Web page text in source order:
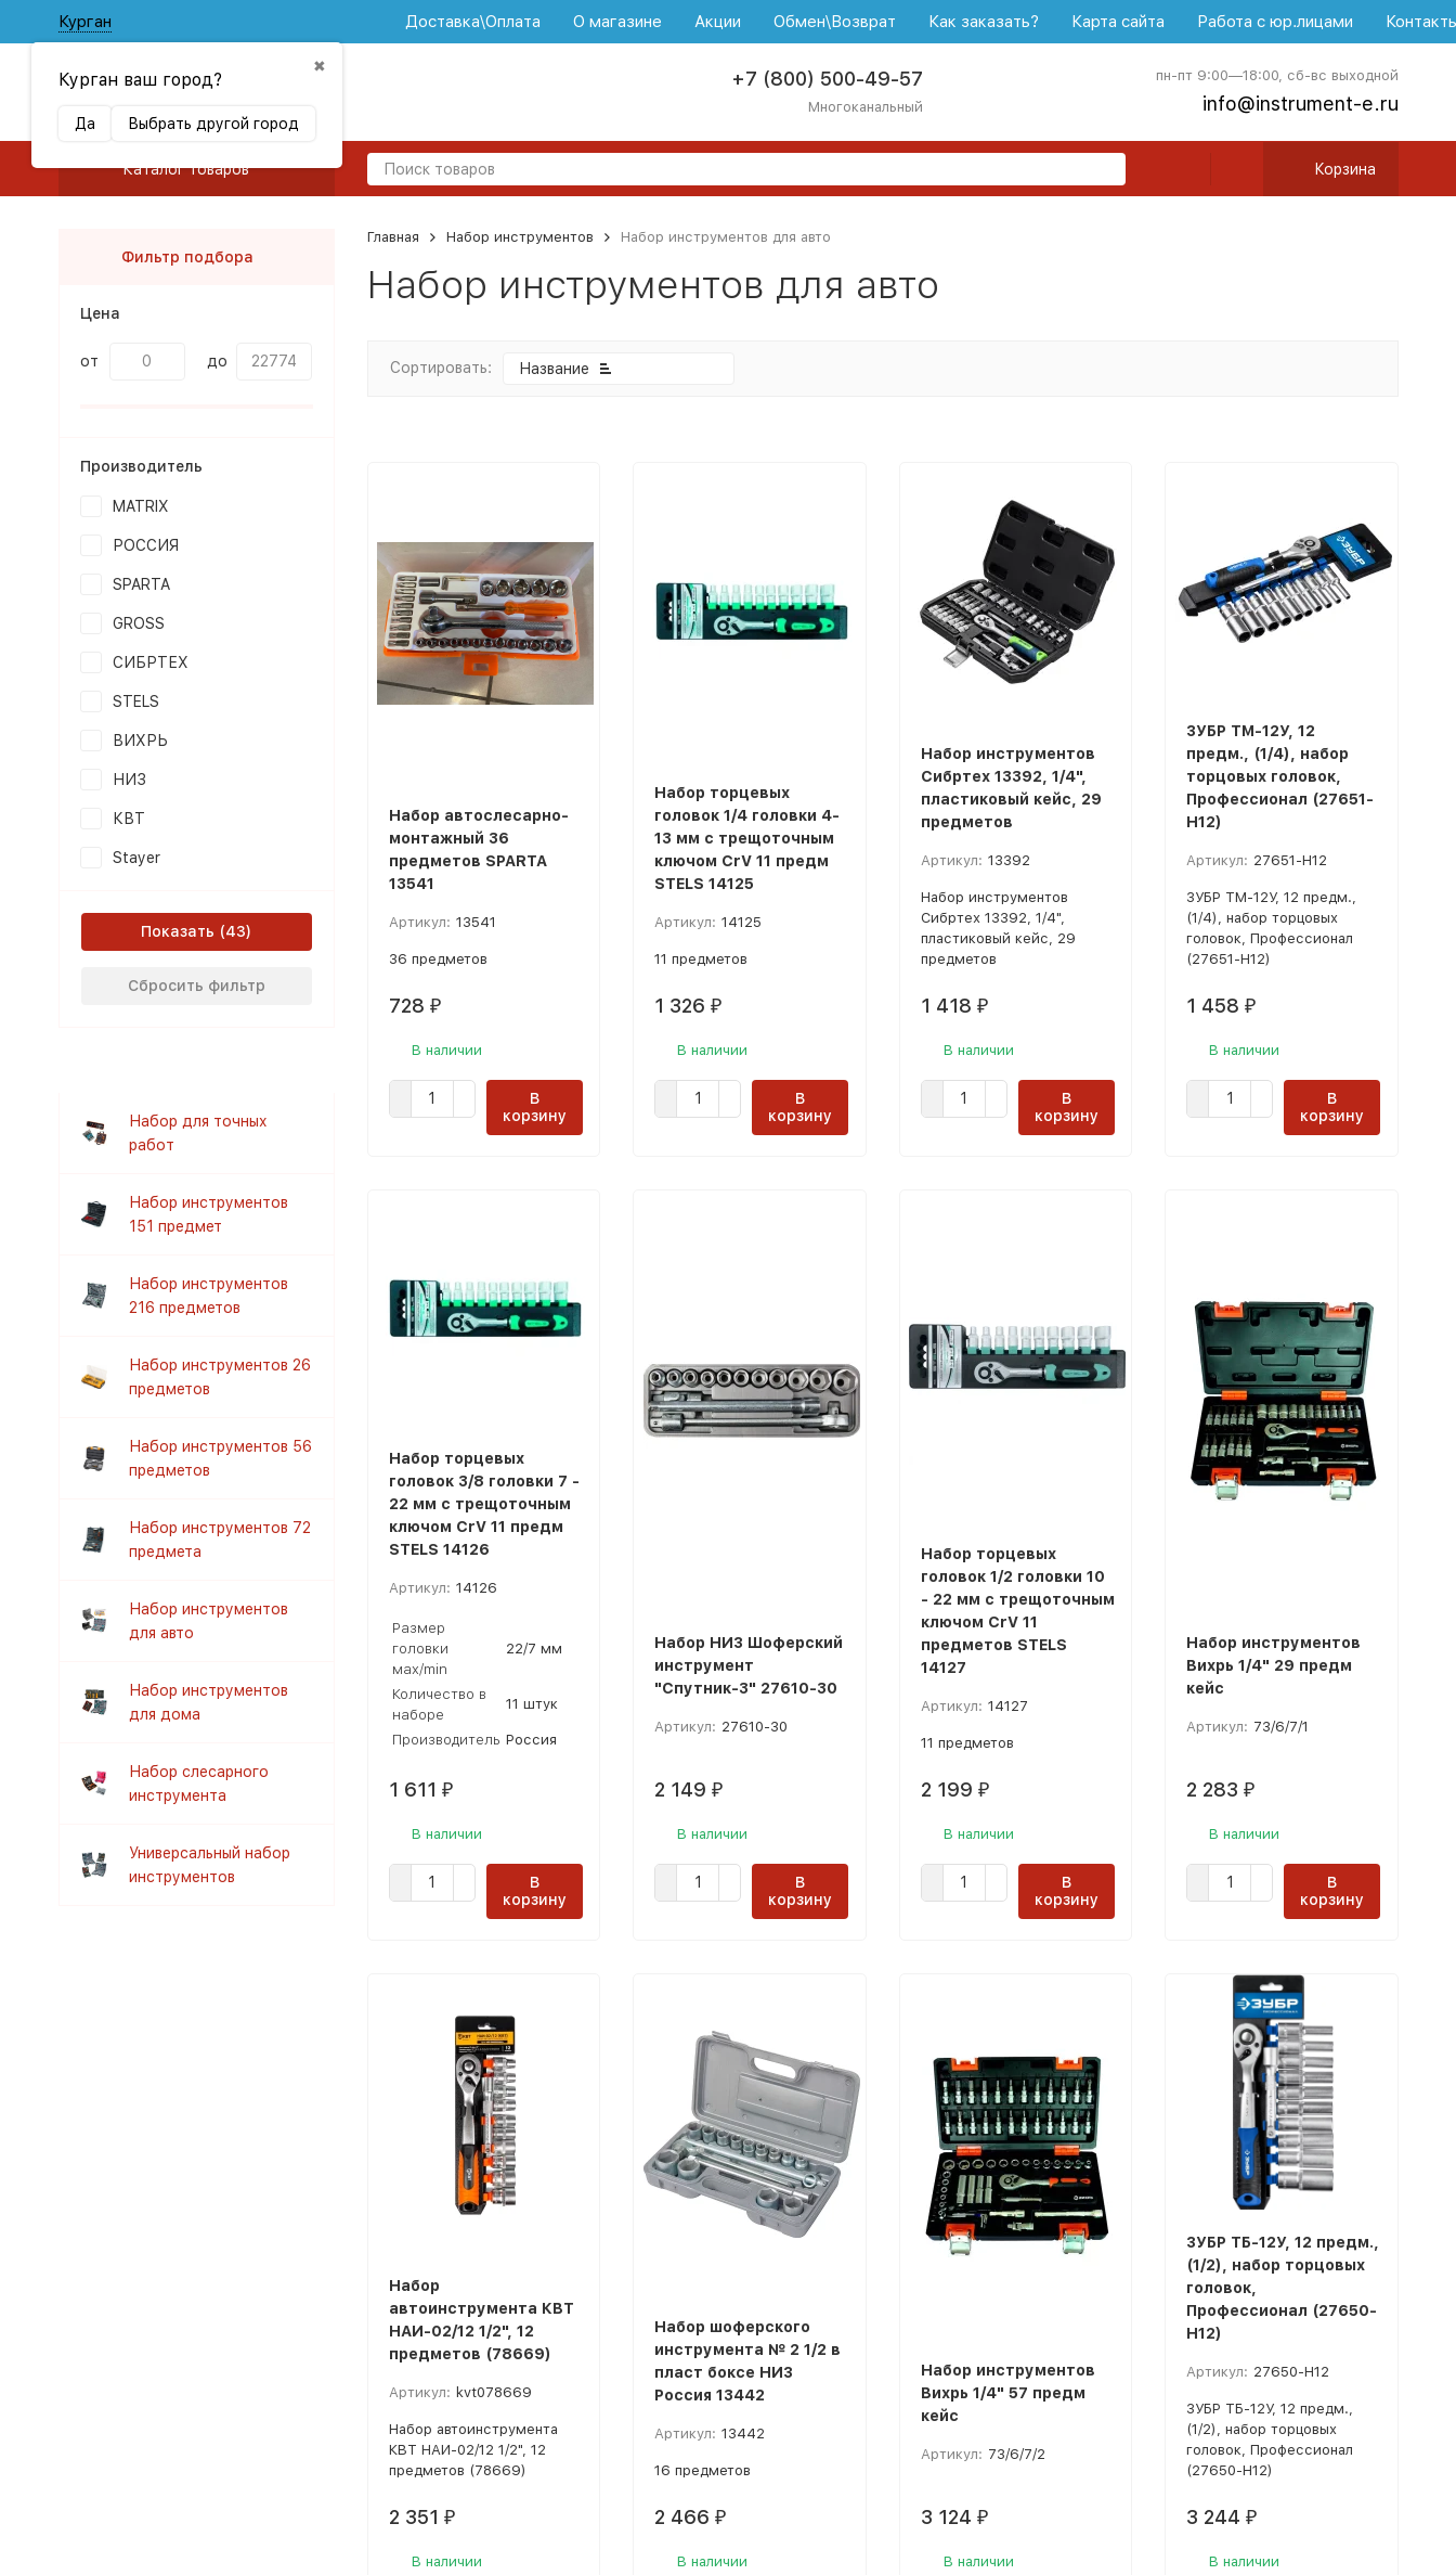
Курган
✖
Курган ваш город?
Да Выбрать другой город
Доставка\Оплата О магазине Акции Обмен\Возврат Как заказать? Карта сайта Работа с юр.лицами
+7 (800) 500-49-57
Многоканальный
пн-пт 9:00—18:00, сб-вс выходной
info@instrument-e.ru
Каталог товаров Корзина
Главная Набор инструментов Набор инструментов для авто
Набор инструментов для авто
Сортировать: Название
Набор автослесарно-
монтажный 36
предметов SPARTA
13541
Артикул: 13541
36 предметов
728 ₽
В наличии
В
корзину
Набор торцевых
головок 1/4 головки 4-
13 мм с трещоточным
ключом CrV 11 предм
STELS 14125
Артикул: 14125
11 предметов
1 326 ₽
В наличии
В
корзину
Набор инструментов
Сибртех 13392, 1/4",
пластиковый кейс, 29
предметов
Артикул: 13392
Набор инструментов
Сибртех 13392, 1/4",
пластиковый кейс, 29
предметов
1 418 ₽
В наличии
В
корзину
ЗУБР ТМ-12У, 12
предм., (1/4), набор
торцовых головок,
Профессионал (27651-
H12)
Артикул: 27651-H12
ЗУБР ТМ-12У, 12 предм.,
(1/4), набор торцовых
головок, Профессионал
(27651-H12)
1 458 ₽
В наличии
В
корзину
Набор торцевых
головок 3/8 головки 7 -
22 мм с трещоточным
ключом CrV 11 предм
STELS 14126
Артикул: 14126
Размер
головки
мах/min
22/7 мм
Количество в
наборе
11 штук
Производитель Россия
1 611 ₽
В наличии
В
корзину
Набор НИЗ Шоферский
инструмент
"Спутник-3" 27610-30
Артикул: 27610-30
2 149 ₽
В наличии
В
корзину
Набор торцевых
головок 1/2 головки 10
- 22 мм с трещоточным
ключом CrV 11
предметов STELS
14127
Артикул: 14127
11 предметов
2 199 ₽
В наличии
В
корзину
Набор инструментов
Вихрь 1/4" 29 предм
кейс
Артикул: 73/6/7/1
2 283 ₽
В наличии
В
корзину
Набор
автоинструмента КВТ
НАИ-02/12 1/2", 12
предметов (78669)
Артикул: kvt078669
Набор автоинструмента
КВТ НАИ-02/12 1/2", 12
предметов (78669)
2 351 ₽
В наличии
Набор шоферского
инструмента № 2 1/2 в
пласт боксе НИЗ
Россия 13442
Артикул: 13442
16 предметов
2 466 ₽
В наличии
Набор инструментов
Вихрь 1/4" 57 предм
кейс
Артикул: 73/6/7/2
3 124 ₽
В наличии
ЗУБР ТБ-12У, 12 предм.,
(1/2), набор торцовых
головок,
Профессионал (27650-
H12)
Артикул: 27650-H12
ЗУБР ТБ-12У, 12 предм.,
(1/2), набор торцовых
головок, Профессионал
(27650-H12)
3 244 ₽
В наличии
Фильтр подбора
Цена
от до
Производитель
MATRIX
РОССИЯ
SPARTA
GROSS
СИБРТЕХ
STELS
ВИХРЬ
НИЗ
КВТ
Stayer
Показать
Сбросить фильтр
Набор для точных
работ
Набор инструментов
151 предмет
Набор инструментов
216 предметов
Набор инструментов 26
предметов
Набор инструментов 56
предметов
Набор инструментов 72
предмета
Набор инструментов
для авто
Набор инструментов
для дома
Набор слесарного
инструмента
Универсальный набор
инструментов